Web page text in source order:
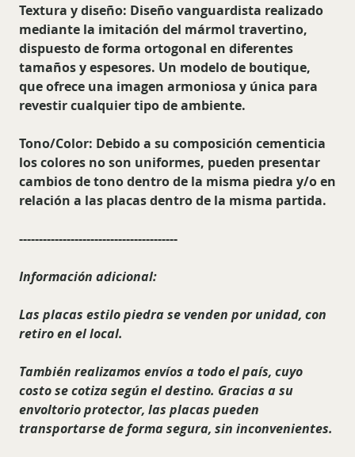
Textura y diseño: Diseño vanguardista realizado
mediante la imitación del mármol travertino,
dispuesto de forma ortogonal en diferentes
tamaños y espesores. Un modelo de boutique,
que ofrece una imagen armoniosa y única para
revestir cualquier tipo de ambiente.
Tono/Color: Debido a su composición cementicia
los colores no son uniformes, pueden presentar
cambios de tono dentro de la misma piedra y/o en
relación a las placas dentro de la misma partida.
----------------------------------------
Información adicional:
Las placas estilo piedra se venden por unidad, con
retiro en el local.
También realizamos envíos a todo el país, cuyo
costo se cotiza según el destino. Gracias a su
envoltorio protector, las placas pueden
transportarse de forma segura, sin inconvenientes.